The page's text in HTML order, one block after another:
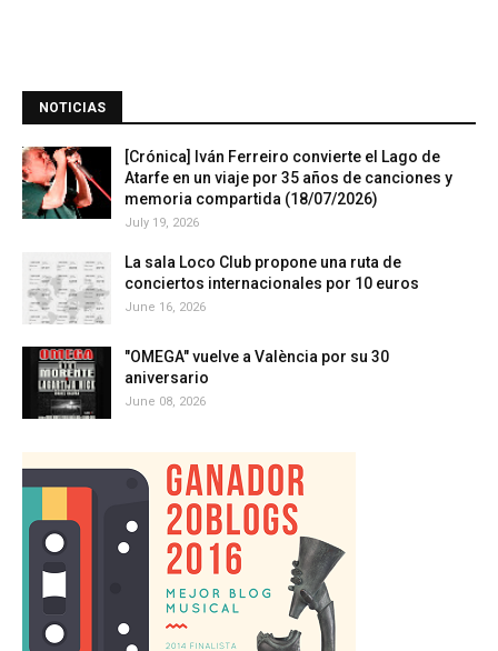
NOTICIAS
[Crónica] Iván Ferreiro convierte el Lago de
Atarfe en un viaje por 35 años de canciones y
memoria compartida (18/07/2026)
July 19, 2026
La sala Loco Club propone una ruta de
conciertos internacionales por 10 euros
June 16, 2026
"OMEGA" vuelve a València por su 30
aniversario
June 08, 2026